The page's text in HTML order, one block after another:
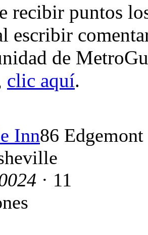
recibir puntos
escribir
de
clic aquí.
Inn86 Edgemont
· 11